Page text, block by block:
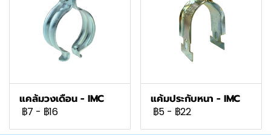
แคล้มวงเดือน - IMC
฿7 - ฿16
แค้มประกับหนา - IMC
฿5 - ฿22